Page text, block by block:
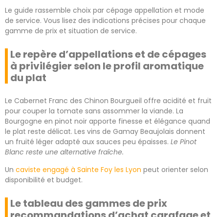
Le guide rassemble choix par cépage appellation et mode
de service. Vous lisez des indications précises pour chaque
gamme de prix et situation de service.
Le repère d’appellations et de cépages
à privilégier selon le profil aromatique
du plat
Le Cabernet Franc des Chinon Bourgueil offre acidité et fruit
pour couper la tomate sans assommer la viande. La
Bourgogne en pinot noir apporte finesse et élégance quand
le plat reste délicat. Les vins de Gamay Beaujolais donnent
un fruité léger adapté aux sauces peu épaisses. Le Pinot
Blanc reste une alternative fraîche.
Un caviste engagé à Sainte Foy les Lyon peut orienter selon
disponibilité et budget.
Le tableau des gammes de prix